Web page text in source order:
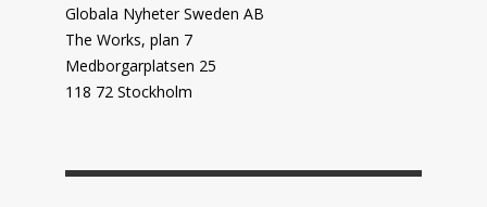
Globala Nyheter Sweden AB
The Works, plan 7
Medborgarplatsen 25
118 72 Stockholm